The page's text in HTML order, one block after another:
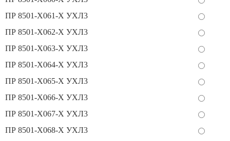
ПР 8501-Х061-Х УХЛ3
ПР 8501-Х062-Х УХЛ3
ПР 8501-Х063-Х УХЛ3
ПР 8501-Х064-Х УХЛ3
ПР 8501-Х065-Х УХЛ3
ПР 8501-Х066-Х УХЛ3
ПР 8501-Х067-Х УХЛ3
ПР 8501-Х068-Х УХЛ3